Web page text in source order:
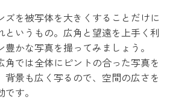
ズを被写体を大きくすることだけに
というもの。広角と望遠を上手く利
かな写真を撮ってみましょう。
角では全体にピントの合った写真を
背景も広く写るので、空間の広さを
す。